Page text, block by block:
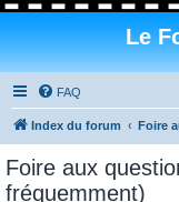
Le
FAQ
Index du forum Foire
Foire aux
fréquemment)